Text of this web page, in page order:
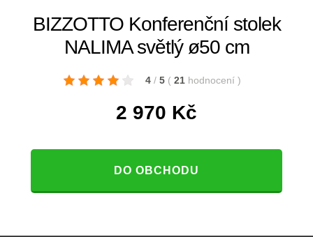
BIZZOTTO Konferenční stolek
NALIMA světlý ø50 cm
4 / 5 ( 21 hodnocení )
2 970 Kč
DO OBCHODU